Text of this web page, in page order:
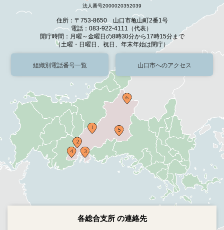
法人番号2000020352039
住所：〒753-8650 山口市亀山町2番1号
電話：083-922-4111（代表）
開庁時間：月曜～金曜日の8時30分から17時15分まで
（土曜・日曜日、祝日、年末年始は閉庁）
組織別電話番号一覧 山口市へのアクセス
各総合支所 の連絡先